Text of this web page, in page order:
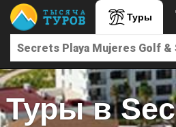
Туры
Туры в
Главная
Туры в Турцию
Туры в Египет